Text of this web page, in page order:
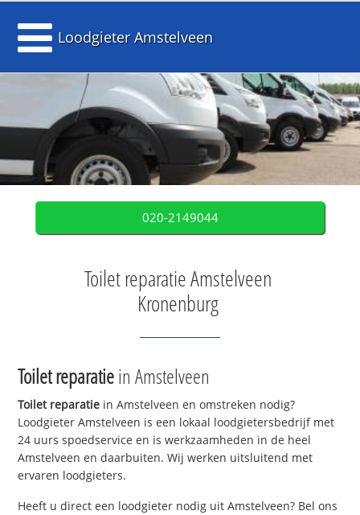
Loodgieter Amstelveen
020-2149044
Toilet reparatie Amstelveen
Kronenburg
Toilet reparatiein Amstelveen
Toilet reparatie in Amstelveen en omstreken nodig?
Loodgieter Amstelveen is een lokaal loodgietersbedrijf met
24 uurs spoedservice en is werkzaamheden in de heel
Amstelveen en daarbuiten. Wij werken uitsluitend met
ervaren loodgieters.
Heeft u direct een loodgieter nodig uit Amstelveen? Bel ons